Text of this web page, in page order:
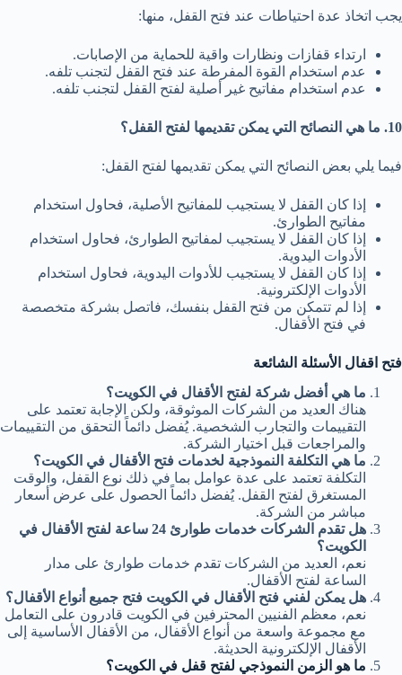
يجب اتخاذ عدة احتياطات عند فتح القفل، منها:
ارتداء قفازات ونظارات واقية للحماية من الإصابات.
عدم استخدام القوة المفرطة عند فتح القفل لتجنب تلفه.
عدم استخدام مفاتيح غير أصلية لفتح القفل لتجنب تلفه.
10. ما هي النصائح التي يمكن تقديمها لفتح القفل؟
فيما يلي بعض النصائح التي يمكن تقديمها لفتح القفل:
إذا كان القفل لا يستجيب للمفاتيح الأصلية، فحاول استخدام
مفاتيح الطوارئ.
إذا كان القفل لا يستجيب لمفاتيح الطوارئ، فحاول استخدام
الأدوات اليدوية.
إذا كان القفل لا يستجيب للأدوات اليدوية، فحاول استخدام
الأدوات الإلكترونية.
إذا لم تتمكن من فتح القفل بنفسك، فاتصل بشركة متخصصة
في فتح الأقفال.
فتح اقفال الأسئلة الشائعة
ما هي أفضل شركة لفتح الأقفال في الكويت؟
هناك العديد من الشركات الموثوقة، ولكن الإجابة تعتمد على
التقييمات والتجارب الشخصية. يُفضل دائماً التحقق من التقييمات
والمراجعات قبل اختيار الشركة.
ما هي التكلفة النموذجية لخدمات فتح الأقفال في الكويت؟
التكلفة تعتمد على عدة عوامل بما في ذلك نوع القفل، والوقت
المستغرق لفتح القفل. يُفضل دائماً الحصول على عرض أسعار
مباشر من الشركة.
هل تقدم الشركات خدمات طوارئ 24 ساعة لفتح الأقفال في
الكويت؟
نعم، العديد من الشركات تقدم خدمات طوارئ على مدار
الساعة لفتح الأقفال.
هل يمكن لفني فتح الأقفال في الكويت فتح جميع أنواع الأقفال؟
نعم، معظم الفنيين المحترفين في الكويت قادرون على التعامل
مع مجموعة واسعة من أنواع الأقفال، من الأقفال الأساسية إلى
الأقفال الإلكترونية الحديثة.
ما هو الزمن النموذجي لفتح قفل في الكويت؟